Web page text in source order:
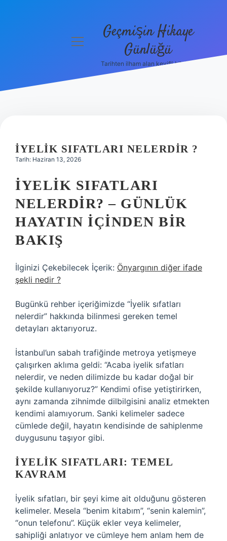
Hakkımızda
menüyü
Geçmişin Hikaye
Günlüğü
Tarihten ilham alan keyifli bilgiler!
İYELIK SIFATLARI NELERDIR ?
Tarih: Haziran 13, 2026
İYELIK SIFATLARI
NELERDIR? – GÜNLÜK
HAYATIN İÇINDEN BIR
BAKIŞ
İlginizi Çekebilecek İçerik: Önyargının diğer ifade
şekli nedir ?
Bugünkü rehber içeriğimizde “İyelik sıfatları
nelerdir” hakkında bilinmesi gereken temel
detayları aktarıyoruz.
İstanbul’un sabah trafiğinde metroya yetişmeye
çalışırken aklıma geldi: “Acaba iyelik sıfatları
nelerdir, ve neden dilimizde bu kadar doğal bir
şekilde kullanıyoruz?” Kendimi ofise yetiştirirken,
aynı zamanda zihnimde dilbilgisini analiz etmekten
kendimi alamıyorum. Sanki kelimeler sadece
cümlede değil, hayatın kendisinde de sahiplenme
duygusunu taşıyor gibi.
İYELIK SIFATLARI: TEMEL
KAVRAM
İyelik sıfatları, bir şeyi kime ait olduğunu gösteren
kelimeler. Mesela “benim kitabım”, “senin kalemin”,
“onun telefonu”. Küçük ekler veya kelimeler,
sahipliği anlatıyor ve cümleye hem anlam hem de